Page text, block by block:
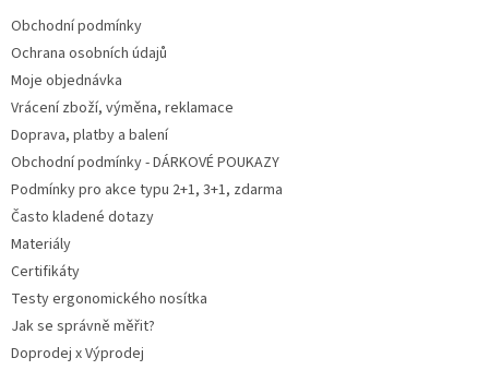
Obchodní podmínky
Ochrana osobních údajů
Moje objednávka
Vrácení zboží, výměna, reklamace
Doprava, platby a balení
Obchodní podmínky - DÁRKOVÉ POUKAZY
Podmínky pro akce typu 2+1, 3+1, zdarma
Často kladené dotazy
Materiály
Certifikáty
Testy ergonomického nosítka
Jak se správně měřit?
Doprodej x Výprodej